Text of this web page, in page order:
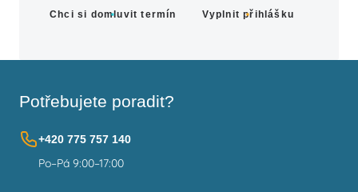
Chci si domluvit termín Vyplnit přihlášku
Potřebujete poradit?
+420 775 757 140
Po–Pá 9:00–17:00